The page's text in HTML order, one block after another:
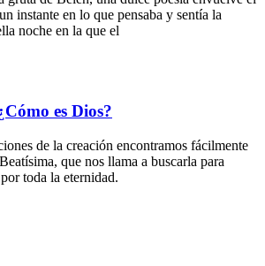
instante en lo que pensaba y sentía la
noche en la que el
es Dios?
de la creación encontramos fácilmente
que nos llama a buscarla para
toda la eternidad.